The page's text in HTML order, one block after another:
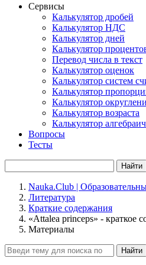
Сервисы
Калькулятор дробей
Калькулятор НДС
Калькулятор дней
Калькулятор
Перевод числа в текст
Калькулятор оценок
Калькулятор систем
Калькулятор
Калькулятор
Калькулятор возраста
Калькулятор
Вопросы
Тесты
Найти
Nauka.Club |
Литература
Краткие содержания
«Attalea princeps» - краткое
Материалы
Найти